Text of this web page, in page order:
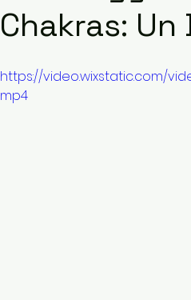
Chakras: Un
https://video.wixstatic.com/
mp4